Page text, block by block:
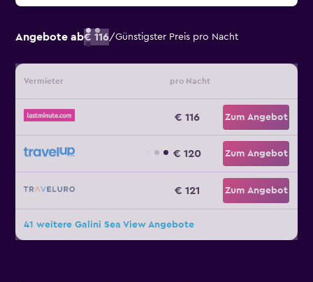
Angebote ab€ 116/Günstigster Preis pro Nacht
Vermieter pro Nacht
€ 116 Zum Angebot
€ 120 Zum Angebot
€ 121 Zum Angebot
41 weitere Galini Sea View Angebote